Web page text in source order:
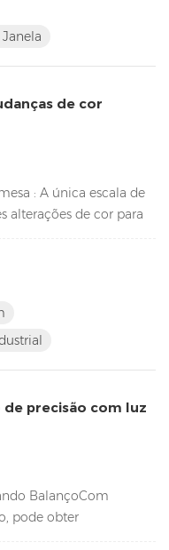
coluna de cobre de
de cor
: A única escala de
alterações de cor para
Chave
de pesagemcom três
de balanç...
de precisão com luz
BalançoCom
pode obter